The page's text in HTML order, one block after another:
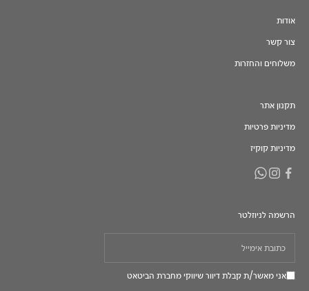
אודות
צור קשר
משלוחים והחזרות
תקנון אתר
מדיניות פרטיות
מדיניות קוקיז
הרשמה לניוזלטר
אני מאשר/ת קבלת דיוור שיווקי מחברת הביטאט